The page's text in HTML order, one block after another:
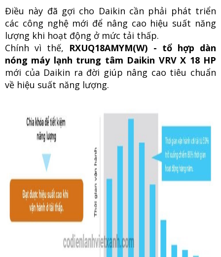
Điều này đã gợi cho Daikin cần phải phát triển
các công nghệ mới để nâng cao hiệu suất năng
lượng khi hoạt động ở mức tải thấp.
Chính vì thế, RXUQ18AMYM(W) - tổ hợp dàn
nóng máy lạnh trung tâm Daikin VRV X 18 HP
mới của Daikin ra đời giúp nâng cao tiêu chuẩn
về hiệu suất năng lượng.